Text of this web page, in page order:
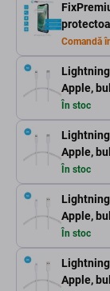
Comandă
Apple,
În stoc
Apple,
În stoc
Apple,
În stoc
Apple,